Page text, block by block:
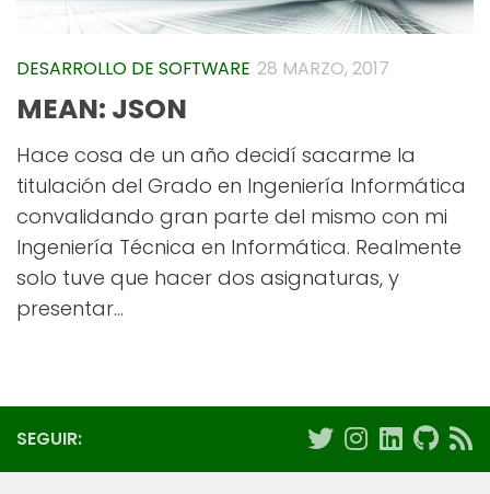
DESARROLLO DE SOFTWARE 28 MARZO, 2017
MEAN: JSON
Hace cosa de un año decidí sacarme la
titulación del Grado en Ingeniería Informática
convalidando gran parte del mismo con mi
Ingeniería Técnica en Informática. Realmente
solo tuve que hacer dos asignaturas, y
presentar...
SEGUIR: